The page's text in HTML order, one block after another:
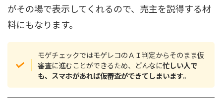
がその場で表示してくれるので、売主を説得する材
料にもなります。
モゲチェックではモゲレコのＡＩ判定からそのまま仮
審査に進むことができるため、どんなに忙しい人で
も、スマホがあれば仮審査ができてしまいます。